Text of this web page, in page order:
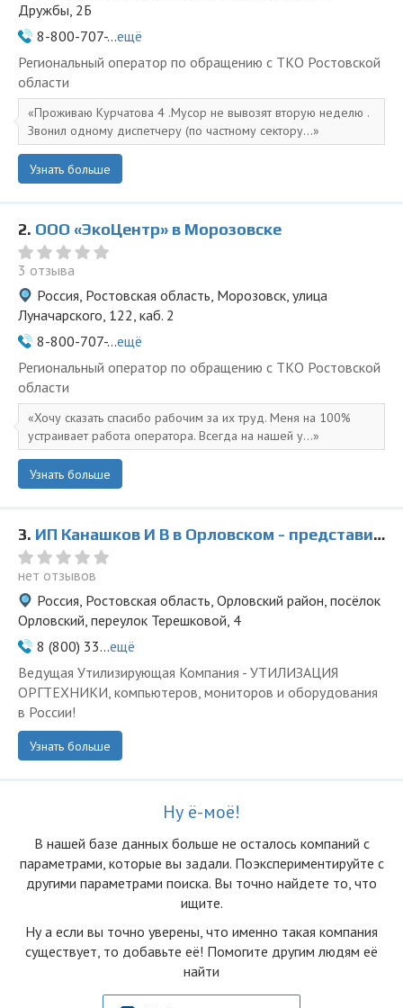
Дружбы, 2Б
8-800-707-...ещё
Региональный оператор по обращению с ТКО Ростовской
области
Проживаю Курчатова 4 .Мусор не вывозят вторую неделю .
Звонил одному диспетчеру (по частному сектору...
Узнать больше
2. ООО «ЭкоЦентр» в Морозовске
3 отзыва
Россия, Ростовская область, Морозовск, улица
Луначарского, 122, каб. 2
8-800-707-...ещё
Региональный оператор по обращению с ТКО Ростовской
области
Хочу сказать спасибо рабочим за их труд. Меня на 100%
устраивает работа оператора. Всегда на нашей у...
Узнать больше
3. ИП Канашков И В в Орловском - представитель ООО Ведущая Утилизирующая Компания
нет отзывов
Россия, Ростовская область, Орловский район, посёлок
Орловский, переулок Терешковой, 4
8 (800) 33...ещё
Ведущая Утилизирующая Компания - УТИЛИЗАЦИЯ
ОРГТЕХНИКИ, компьютеров, мониторов и оборудования
в России!
Узнать больше
Ну ё-моё!
В нашей базе данных больше не осталоcь компаний с
параметрами, которые вы задали. Поэкспериментируйте с
другими параметрами поиска. Вы точно найдете то, что
ищите.
Ну а если вы точно уверены, что именно такая компания
существует, то добавьте её! Помогите другим людям её
найти